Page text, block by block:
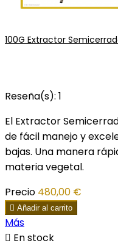
100G Extractor
Reseña(s): 1
El Extractor
de fácil manejo y
bajas. Una manera
materia vegetal.
Precio 480,00 €
 Añadir al carrito
Más
 En stock